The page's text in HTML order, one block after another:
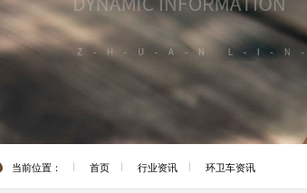
当前位置： 首页 行业资讯 环卫车资讯